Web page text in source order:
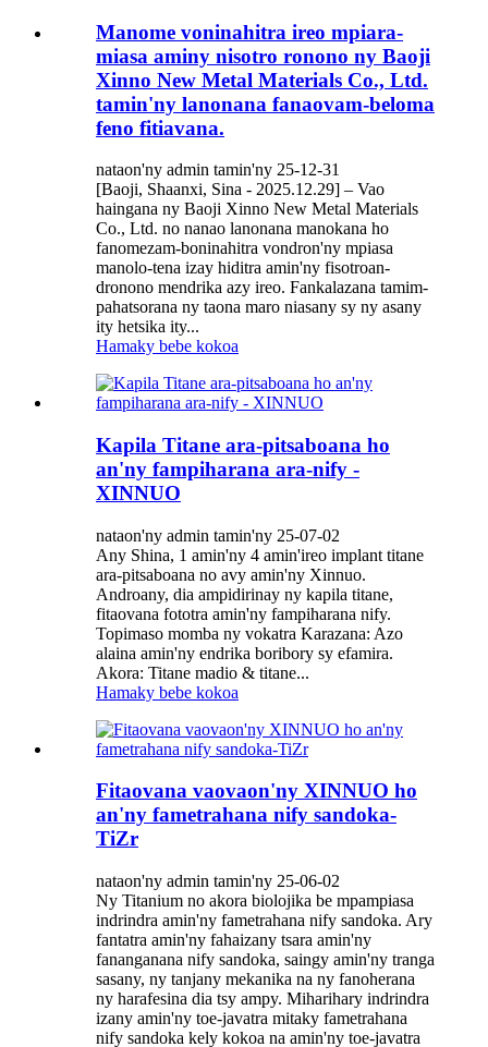
Manome voninahitra ireo mpiara-
miasa aminy nisotro ronono ny Baoji
Xinno New Metal Materials Co., Ltd.
tamin'ny lanonana fanaovam-beloma
feno fitiavana.
nataon'ny admin tamin'ny 25-12-31
[Baoji, Shaanxi, Sina - 2025.12.29] – Vao
haingana ny Baoji Xinno New Metal Materials
Co., Ltd. no nanao lanonana manokana ho
fanomezam-boninahitra vondron'ny mpiasa
manolo-tena izay hiditra amin'ny fisotroan-
dronono mendrika azy ireo. Fankalazana tamim-
pahatsorana ny taona maro niasany sy ny asany
ity hetsika ity...
Hamaky bebe kokoa
Kapila Titane ara-pitsaboana ho
an'ny fampiharana ara-nify -
XINNUO
nataon'ny admin tamin'ny 25-07-02
Any Shina, 1 amin'ny 4 amin'ireo implant titane
ara-pitsaboana no avy amin'ny Xinnuo.
Androany, dia ampidirinay ny kapila titane,
fitaovana fototra amin'ny fampiharana nify.
Topimaso momba ny vokatra Karazana: Azo
alaina amin'ny endrika boribory sy efamira.
Akora: Titane madio & titane...
Hamaky bebe kokoa
Fitaovana vaovaon'ny XINNUO ho
an'ny fametrahana nify sandoka-
TiZr
nataon'ny admin tamin'ny 25-06-02
Ny Titanium no akora biolojika be mpampiasa
indrindra amin'ny fametrahana nify sandoka. Ary
fantatra amin'ny fahaizany tsara amin'ny
fananganana nify sandoka, saingy amin'ny tranga
sasany, ny tanjany mekanika na ny fanoherana
ny harafesina dia tsy ampy. Miharihary indrindra
izany amin'ny toe-javatra mitaky fametrahana
nify sandoka kely kokoa na amin'ny toe-javatra